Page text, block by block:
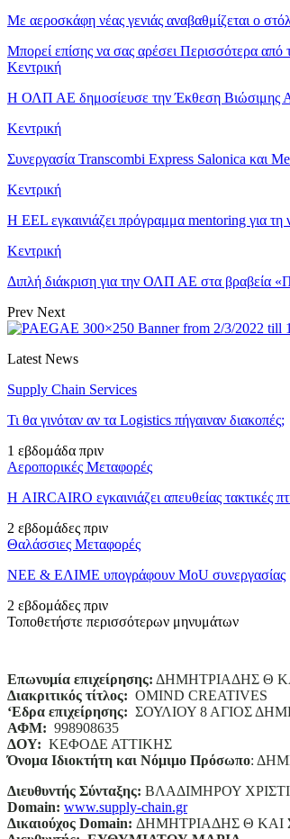
Με αεροσκάφη νέας γενιάς αναβαθμίζεται ο
Μπορεί επίσης να σας αρέσει Περισσότερα από
Κεντρική
Η ΟΛΠ ΑΕ δημοσίευσε την Έκθεση Βιώσιμης
Κεντρική
Συνεργασία Transcombi Express Salonica και
Κεντρική
Η ΕΕL εγκαινιάζει πρόγραμμα mentoring για τη
Κεντρική
Διπλή διάκριση για την ΟΛΠ ΑΕ στα βραβεία
Prev Next
Latest News
Supply Chain Services
Τι θα γινόταν αν τα Logistics πήγαιναν διακοπές;
1 εβδομάδα πριν
Αεροπορικές Μεταφορές
Η AIRCAIRO εγκαινιάζει απευθείας τακτικές
2 εβδομάδες πριν
Θαλάσσιες Μεταφορές
ΝΕΕ & ΕΛΙΜΕ υπογράφουν MoU συνεργασίας
2 εβδομάδες πριν
Τοποθετήστε περισσότερων μηνυμάτων
Επωνυμία επιχείρησης: ΔΗΜΗΤΡΙΑΔΗΣ Θ
Διακριτικός τίτλος: ΟΜΙΝD CREATIVES
‘Eδρα επιχείρησης: ΣΟΥΛΙΟΥ 8 ΑΓΙΟΣ
ΑΦΜ: 998908635
ΔΟΥ: ΚΕΦΟΔΕ ΑΤΤΙΚΗΣ
Όνομα Ιδιοκτήτη και Νόμιμο Πρόσωπο:
Διευθυντής Σύνταξης: ΒΛΑΔΙΜΗΡΟΥ
Domain: www.supply-chain.gr
Δικαιούχος Domain: ΔΗΜΗΤΡΙΑΔΗΣ Θ